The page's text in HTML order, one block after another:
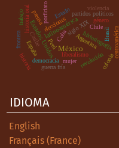
México
Estados Unidoslatinoaméricasiglo XIX
Argentina
partidos políticos
democracia
elecciones
historiografía
historia oral
liberalismo
Caribe
revolución
Estado
género
colonia
España
Cuba
porfiriato
centroamérica
prensa
Chile
historia mujer
Brasil
frontera
.
Perú
guerra fría
violencia
trabajo
IDIOMA
English
Français (France)